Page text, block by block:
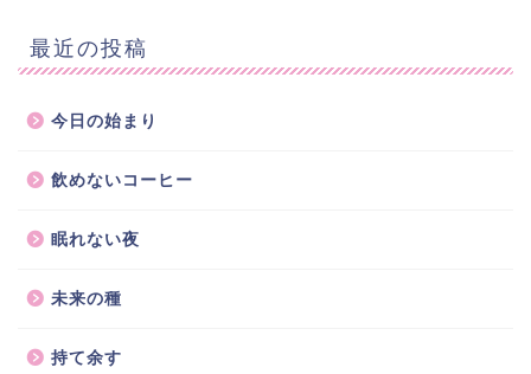
最近の投稿
今日の始まり
飲めないコーヒー
眠れない夜
未来の種
持て余す